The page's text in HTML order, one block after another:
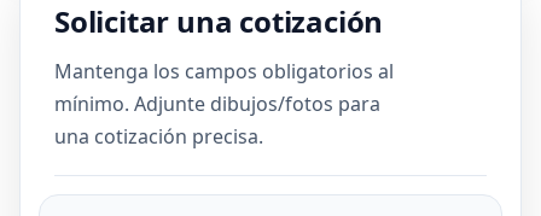
Solicitar una cotización
Mantenga los campos obligatorios al
mínimo. Adjunte dibujos/fotos para
una cotización precisa.